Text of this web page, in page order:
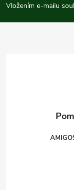
p
a
Vložením e-mailu